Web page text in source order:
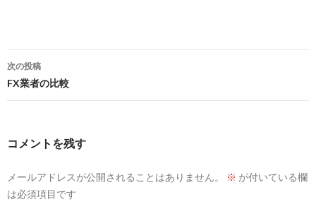
投
稿
ビ
ー
次の投稿
FX業者の比較
コメントを残す
メールアドレスが公開されることはありません。 ※ が付いている欄
は必須項目です